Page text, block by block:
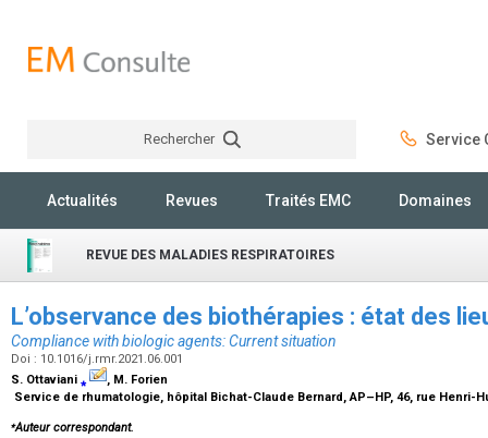
Rechercher Service
Actualités Revues Traités EMC Domaines
REVUE DES MALADIES RESPIRATOIRES
L’observance des biothérapies : état des
Compliance with biologic agents: Current situation
Doi : 10.1016/j.rmr.2021.06.001
S. Ottaviani ⁎
, M. Forien
Service de rhumatologie, hôpital Bichat-Claude Bernard, AP–HP, 46, rue Henri-
⁎Auteur correspondant.